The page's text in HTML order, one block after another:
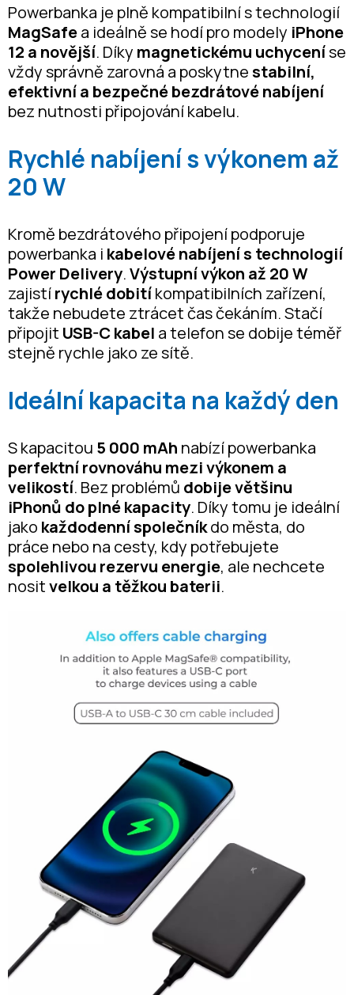
Powerbanka je plně kompatibilní s technologií
MagSafea ideálně se hodí pro modely iPhone
12 a novější. Díky magnetickému uchyceníse
vždy správně zarovná a poskytnestabilní,
efektivní a bezpečné bezdrátové nabíjení
bez nutnosti připojování kabelu.
Rychlé nabíjení s výkonem až
20 W
Kromě bezdrátového připojení podporuje
powerbanka i kabelové nabíjení s technologií
Power Delivery.Výstupní výkon až 20 W
zajistírychlé dobitíkompatibilních zařízení,
takže nebudete ztrácet čas čekáním. Stačí
připojit USB-C kabel a telefon se dobije téměř
stejně rychle jako ze sítě.
Ideální kapacita na každý den
S kapacitou 5 000 mAh nabízí powerbanka
perfektní rovnováhu mezi výkonem a
velikostí. Bez problémů dobije většinu
iPhonů do plné kapacity. Díky tomu je ideální
jako každodenní společníkdo města, do
práce nebo na cesty, kdy potřebujete
spolehlivou rezervu energie, ale nechcete
nositvelkou a těžkou baterii.